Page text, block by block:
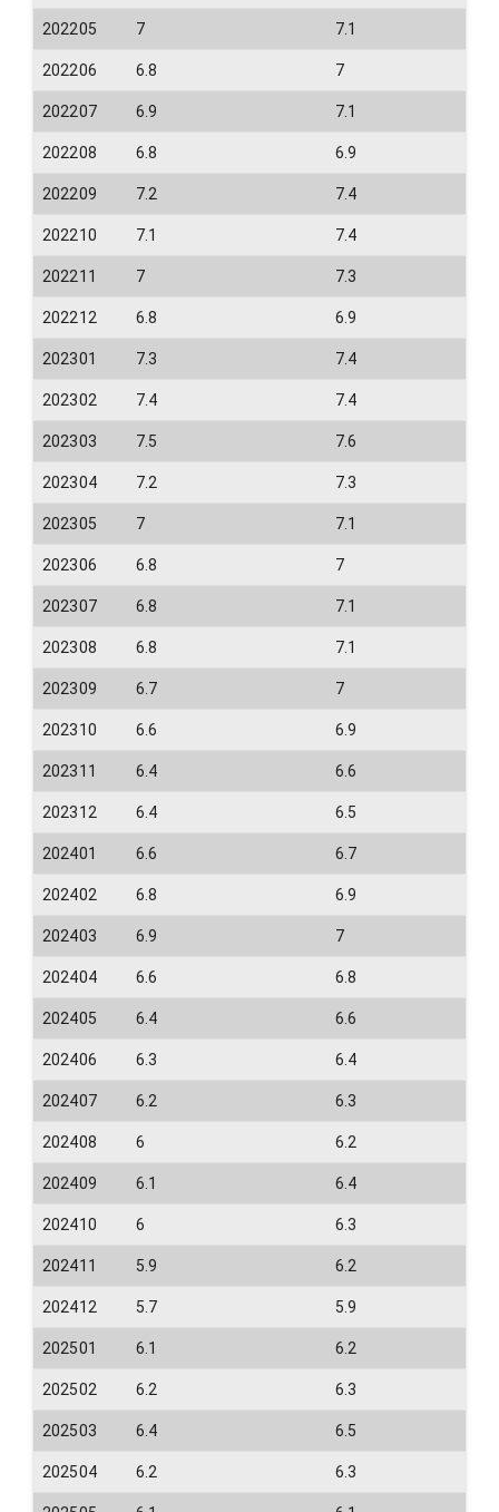
202205 7 7.1
202206 6.8 7
202207 6.9 7.1
202208 6.8 6.9
202209 7.2 7.4
202210 7.1 7.4
202211 7 7.3
202212 6.8 6.9
202301 7.3 7.4
202302 7.4 7.4
202303 7.5 7.6
202304 7.2 7.3
202305 7 7.1
202306 6.8 7
202307 6.8 7.1
202308 6.8 7.1
202309 6.7 7
202310 6.6 6.9
202311 6.4 6.6
202312 6.4 6.5
202401 6.6 6.7
202402 6.8 6.9
202403 6.9 7
202404 6.6 6.8
202405 6.4 6.6
202406 6.3 6.4
202407 6.2 6.3
202408 6 6.2
202409 6.1 6.4
202410 6 6.3
202411 5.9 6.2
202412 5.7 5.9
202501 6.1 6.2
202502 6.2 6.3
202503 6.4 6.5
202504 6.2 6.3